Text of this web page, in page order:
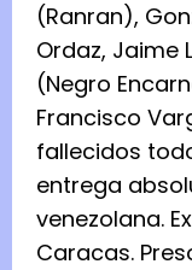
(Ranran),
Ordaz, Jaime
(Negro
Francisco
fallecidos
entrega
venezolana.
Caracas.